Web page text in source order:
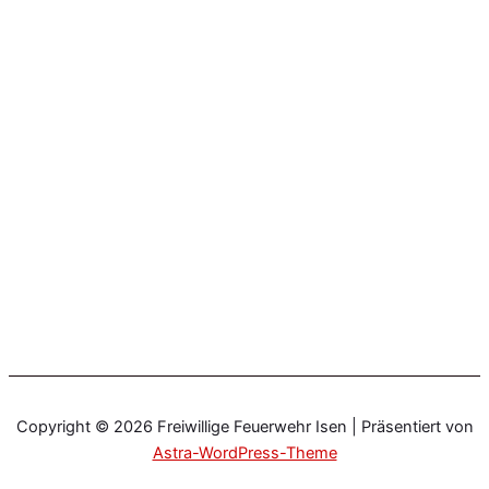
Copyright © 2026 Freiwillige Feuerwehr Isen | Präsentiert von
Astra-WordPress-Theme